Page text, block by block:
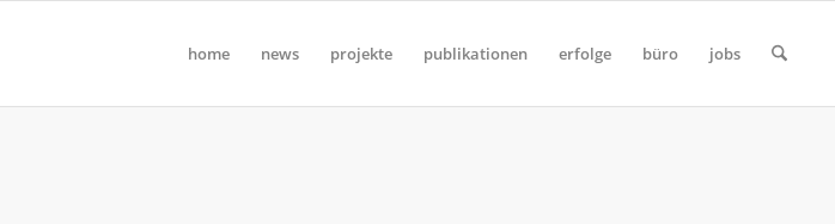
home news projekte publikationen erfolge büro jobs